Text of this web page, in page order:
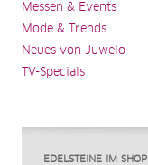
Messen & Events
Mode & Trends
Neues von Juwelo
TV-Specials
EDELSTEINE IM SHOP